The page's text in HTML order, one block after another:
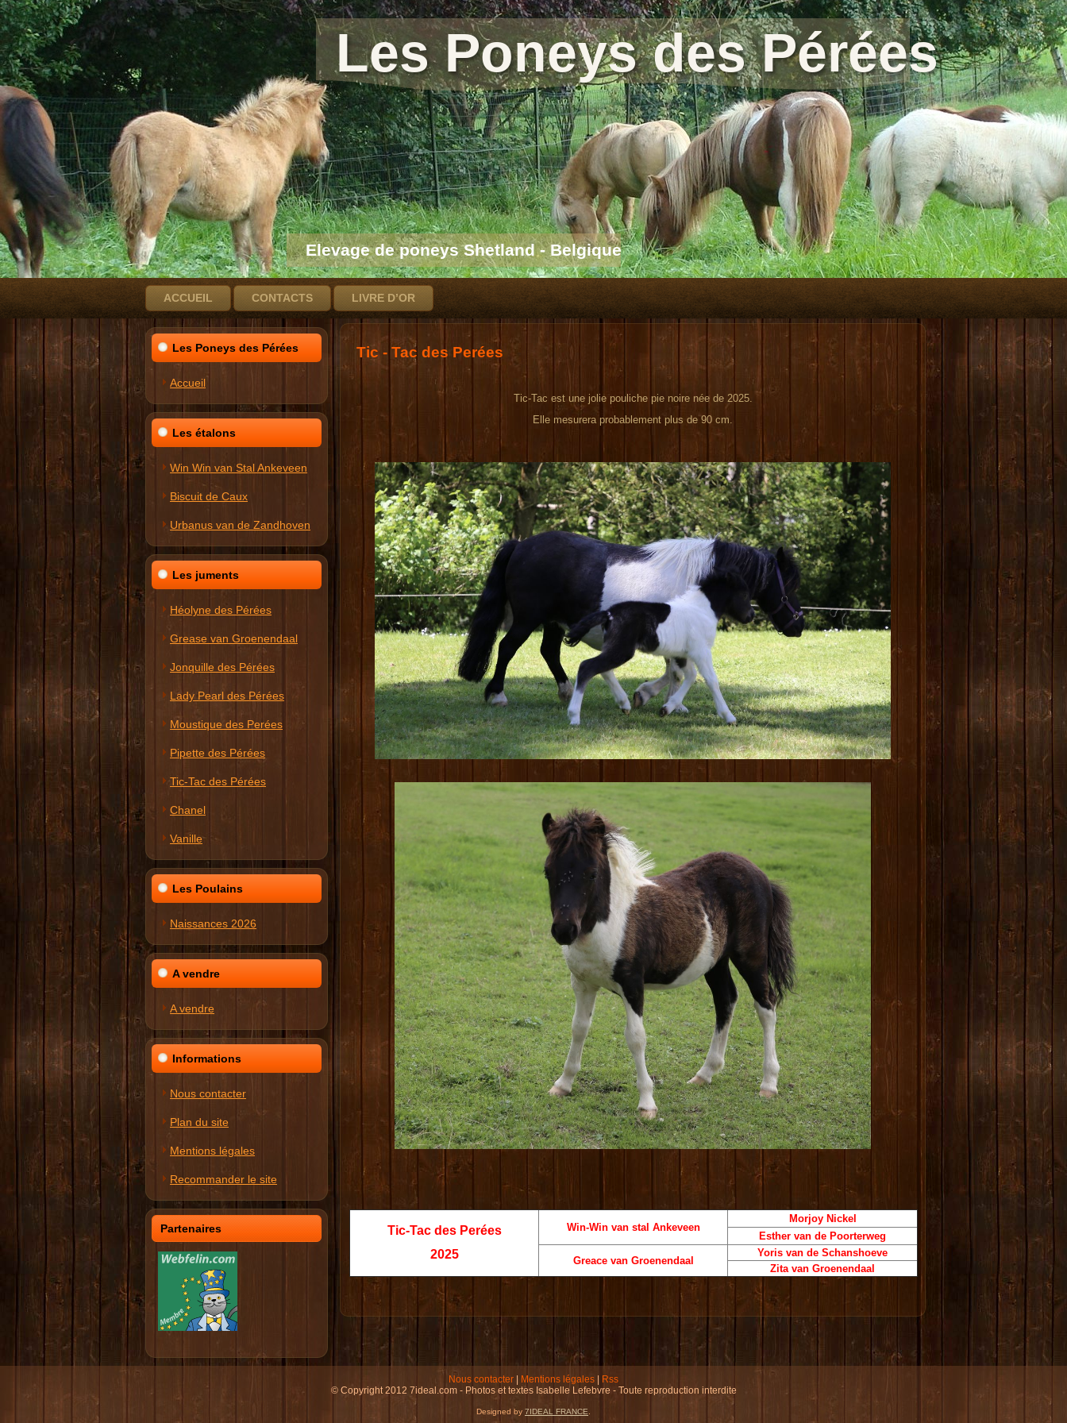
Les Poneys des Pérées
Elevage de poneys Shetland - Belgique
ACCUEIL CONTACTS LIVRE D’OR
Les Poneys des Pérées
Accueil
Les étalons
Win Win van Stal Ankeveen
Biscuit de Caux
Urbanus van de Zandhoven
Les juments
Héolyne des Pérées
Grease van Groenendaal
Jonquille des Pérées
Lady Pearl des Pérées
Moustique des Perées
Pipette des Pérées
Tic-Tac des Pérées
Chanel
Vanille
Les Poulains
Naissances 2026
A vendre
A vendre
Informations
Nous contacter
Plan du site
Mentions légales
Recommander le site
Partenaires
Tic - Tac des Perées
Tic-Tac est une jolie pouliche pie noire née de 2025.
Elle mesurera probablement plus de 90 cm.
Tic-Tac des Perées
2025
Win-Win van stal Ankeveen
Morjoy Nickel
Esther van de Poorterweg
Greace van Groenendaal
Yoris van de Schanshoeve
Zita van Groenendaal
Nous contacter Mentions légales
Rss
© Copyright 2012 7ideal.com - Photos et textes Isabelle Lefebvre - Toute reproduction interdite
Designed by 7IDEAL FRANCE